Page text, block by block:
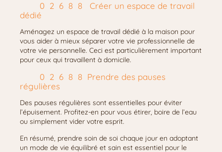
Créer un espace de travail
dédié
Aménagez un espace de travail dédié à la maison pour
vous aider à mieux séparer votre vie professionnelle de
votre vie personnelle. Ceci est particulièrement important
pour ceux qui travaillent à domicile.
Prendre des pauses
régulières
Des pauses régulières sont essentielles pour éviter
l’épuisement. Profitez-en pour vous étirer, boire de l’eau
ou simplement vider votre esprit.
En résumé, prendre soin de soi chaque jour en adoptant
un mode de vie équilibré et sain est essentiel pour le